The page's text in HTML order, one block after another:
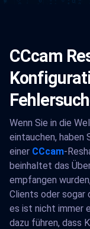
CCcam
Wenn Sie in die
eintauchen, haben
einer CCcam-
beinhaltet das
empfangen
Clients oder sogar
es ist nicht immer
dazu führen, dass